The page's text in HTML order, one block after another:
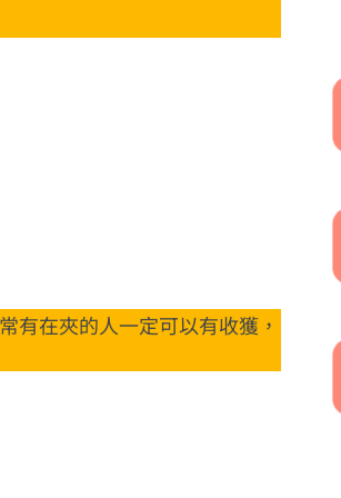
有在夾的人一定可以有收獲，